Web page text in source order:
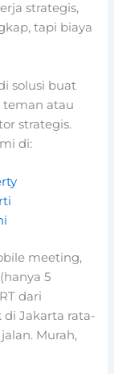
strategis,
tapi biaya
solusi buat
teman atau
strategis.
di:
meeting,
5
dari
di Jakarta rata-
Murah,